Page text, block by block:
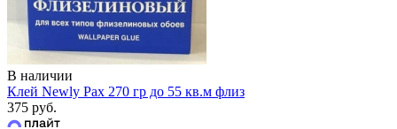
В наличии
Клей Newly Pax 270 гр до 55 кв.м флиз
375 руб.